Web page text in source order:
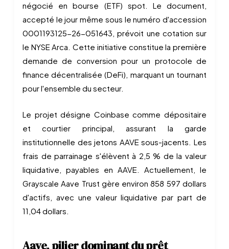
négocié en bourse (ETF) spot. Le document,
accepté le jour même sous le numéro d'accession
0001193125-26-051643, prévoit une cotation sur
le NYSE Arca. Cette initiative constitue la première
demande de conversion pour un protocole de
finance décentralisée (DeFi), marquant un tournant
pour l'ensemble du secteur.
Le projet désigne Coinbase comme dépositaire
et courtier principal, assurant la garde
institutionnelle des jetons AAVE sous-jacents. Les
frais de parrainage s'élèvent à 2,5 % de la valeur
liquidative, payables en AAVE. Actuellement, le
Grayscale Aave Trust gère environ 858 597 dollars
d'actifs, avec une valeur liquidative par part de
11,04 dollars.
Aave, pilier dominant du prêt